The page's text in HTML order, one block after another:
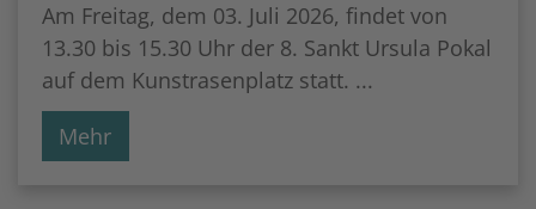
Am Freitag, dem 03. Juli 2026, findet von
13.30 bis 15.30 Uhr der 8. Sankt Ursula Pokal
auf dem Kunstrasenplatz statt. ...
Mehr